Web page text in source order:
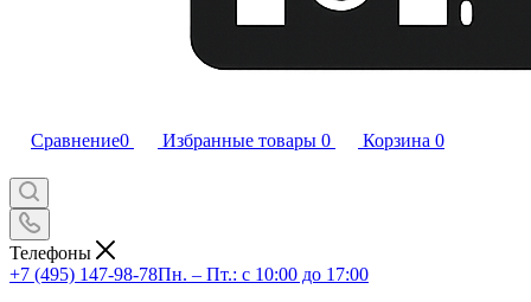
Сравнение0 Избранные товары 0 Корзина 0
Телефоны
+7 (495) 147-98-78Пн. – Пт.: с 10:00 до 17:00